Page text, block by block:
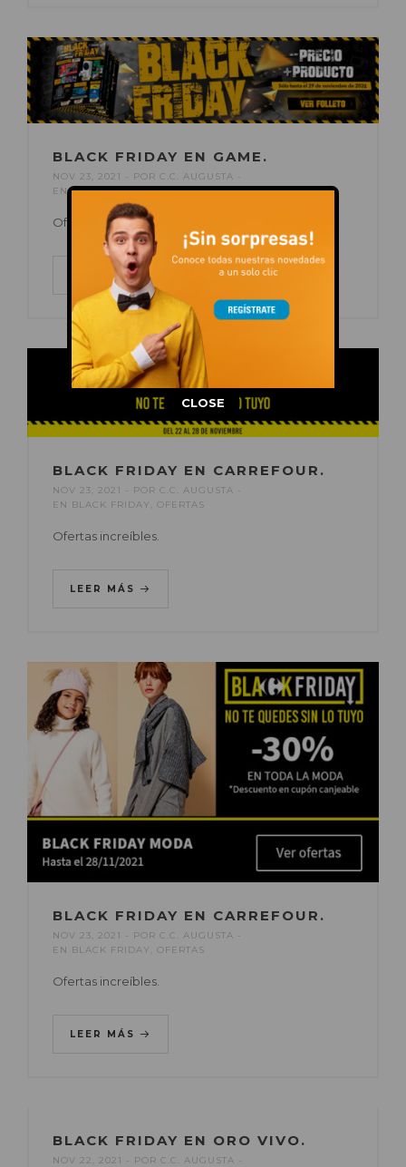
BLACK FRIDAY EN GAME.
NOV 23, 2021 POR C.C. AUGUSTA
ENBLACK FRIDAY,OFERTAS
Ofertas increíbles.
LEER MÁS
BLACK FRIDAY EN CARREFOUR.
NOV 23, 2021 POR C.C. AUGUSTA
EN BLACK FRIDAY OFERTAS
Ofertas increíbles.
LEER MÁS
BLACK FRIDAY EN CARREFOUR.
NOV 23, 2021 POR C.C. AUGUSTA
EN BLACK FRIDAY OFERTAS
Ofertas increíbles.
LEER MÁS
BLACK FRIDAY EN ORO VIVO.
NOV 22, 2021 POR C.C. AUGUSTA
This popup will close in:14
CLOSE